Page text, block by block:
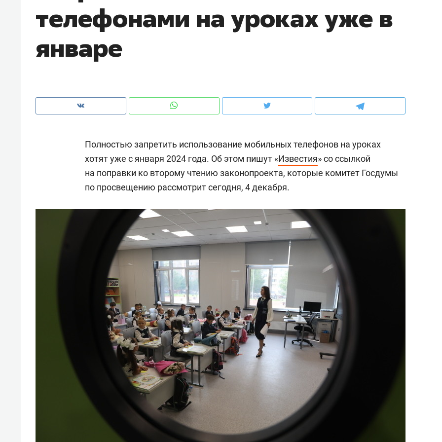
телефонами на уроках уже в
январе
Полностью запретить использование мобильных телефонов на уроках
хотят уже с января 2024 года. Об этом пишут «Известия» со ссылкой
на поправки ко второму чтению законопроекта, которые комитет Госдумы
по просвещению рассмотрит сегодня, 4 декабря.
чем интересен Оман?
клиентах и чудных запросах мастеров налогах и развитии без
Падел, фитнес, танцы и даже
стал Меккой для любителей
Психотерапевт «Фороса»:
когда человек не считает
свою сверхнагрузку
стрессом»
Рекомендуем